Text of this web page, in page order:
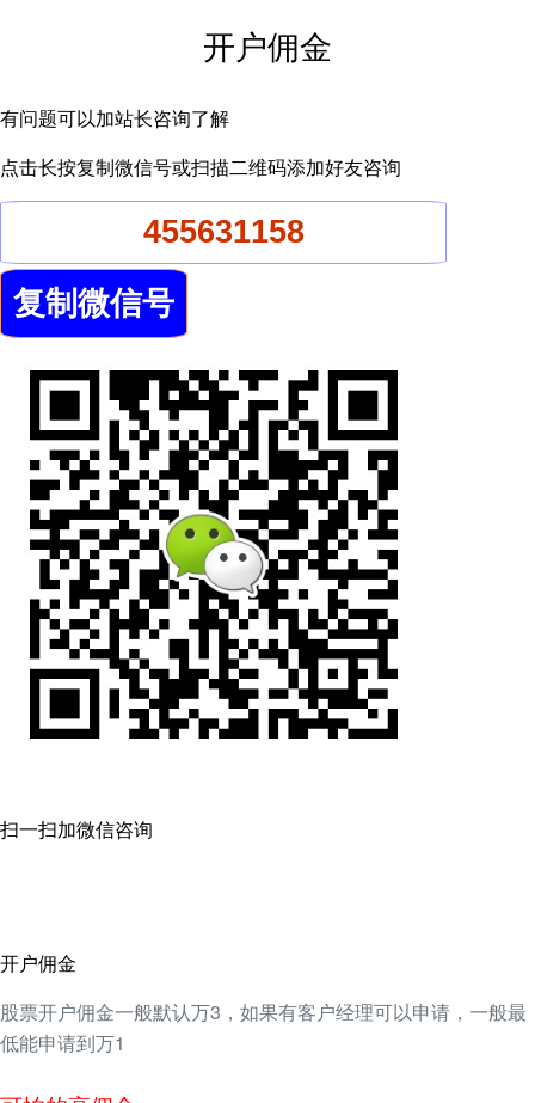
开户佣金
有问题可以加站长咨询了解
点击长按复制微信号或扫描二维码添加好友咨询
扫一扫加微信咨询
开户佣金
股票开户佣金一般默认万3，如果有客户经理可以申请，一般最
低能申请到万1